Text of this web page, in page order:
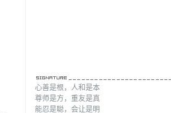
心善是根，人和是本
尊师是方，重友是真
能忍是聪，会让是明